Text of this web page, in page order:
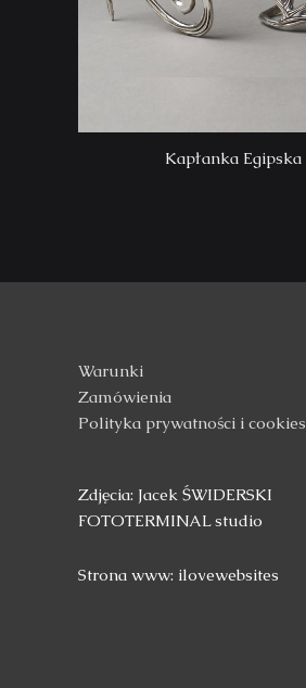
Kapłanka Egipska
Warunki
Zamówienia
Polityka prywatności i cookies
Zdjęcia: Jacek ŚWIDERSKI
FOTOTERMINAL studio
Strona www: ilovewebsites